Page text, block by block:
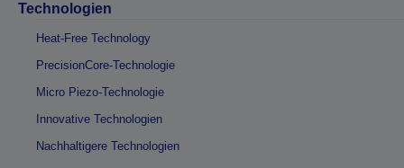
Technologien
Heat-Free Technology
PrecisionCore-Technologie
Micro Piezo-Technologie
Innovative Technologien
Nachhaltigere Technologien